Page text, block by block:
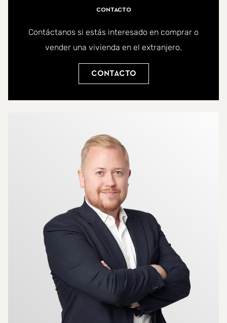
Contacto
Contáctanos si estás interesado en comprar o
vender una vivienda en el extranjero.
Contacto